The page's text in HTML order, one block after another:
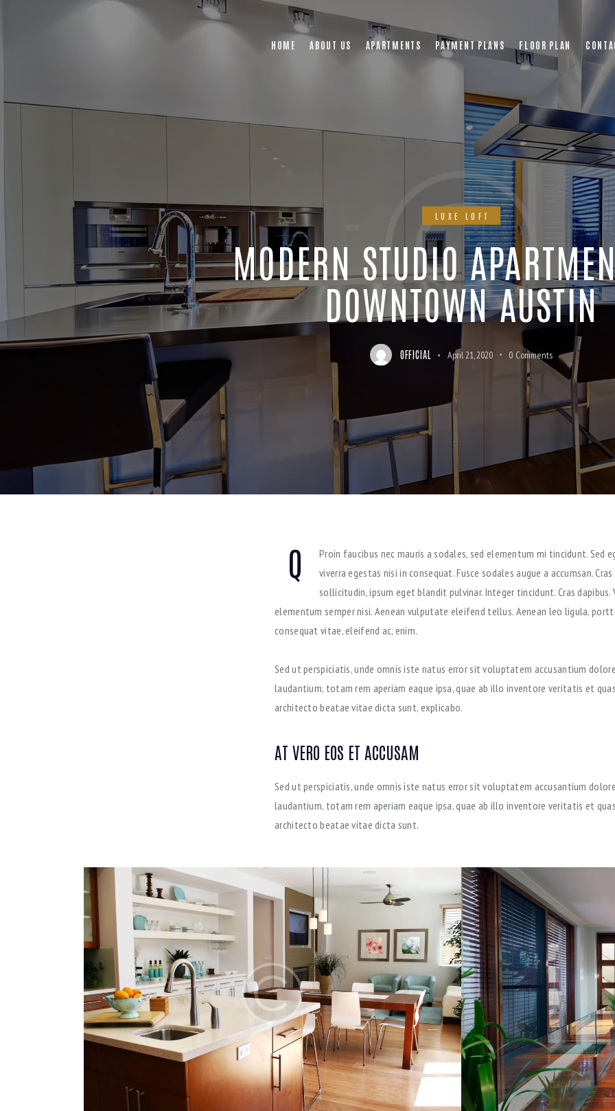
HOME ABOUT US APARTMENTS PAYMENT PLANS FLOOR PLAN
LUXE LOFT
MODERN STUDIO
DOWNTOWN AUSTIN
OFFICIAL April 21, 2020 0 Comments
Q
Proin faucibus nec mauris a sodales, sed elementum mi tincidunt. Sed
viverra egestas nisi in consequat. Fusce sodales augue a accumsan. Cras
sollicitudin, ipsum eget blandit pulvinar. Integer tincidunt. Cras dapibus.
elementum semper nisi. Aenean vulputate eleifend tellus. Aenean leo ligula,
consequat vitae, eleifend ac, enim.
Sed ut perspiciatis, unde omnis iste natus error sit voluptatem accusantium
laudantium, totam rem aperiam eaque ipsa, quae ab illo inventore veritatis et
architecto beatae vitae dicta sunt, explicabo.
AT VERO EOS ET ACCUSAM
Sed ut perspiciatis, unde omnis iste natus error sit voluptatem accusantium
laudantium, totam rem aperiam eaque ipsa, quae ab illo inventore veritatis et
architecto beatae vitae dicta sunt.